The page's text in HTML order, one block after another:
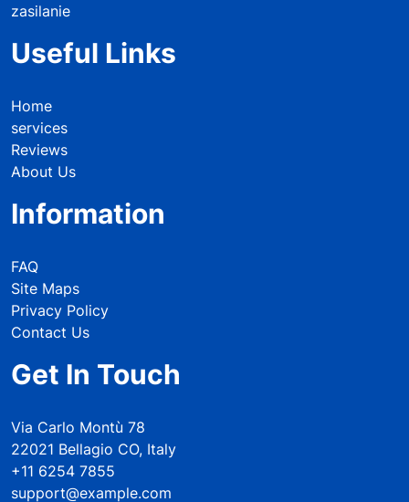
zasilanie
Useful Links
Home
services
Reviews
About Us
Information
FAQ
Site Maps
Privacy Policy
Contact Us
Get In Touch
Via Carlo Montù 78
22021 Bellagio CO, Italy
+11 6254 7855
support@example.com